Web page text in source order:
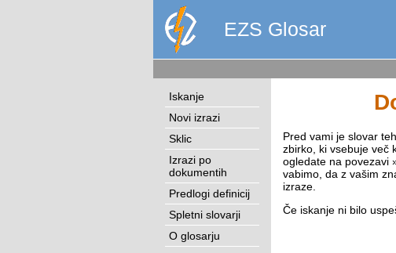
EZS Glosar
Iskanje
Novi izrazi
Sklic
Izrazi po
dokumentih
Predlogi definicij
Spletni slovarji
O glosarju
Pred vami je slovar
zbirko, ki vsebuje več
ogledate na povezavi
vabimo, da z vašim
izraze.
Če iskanje ni bilo